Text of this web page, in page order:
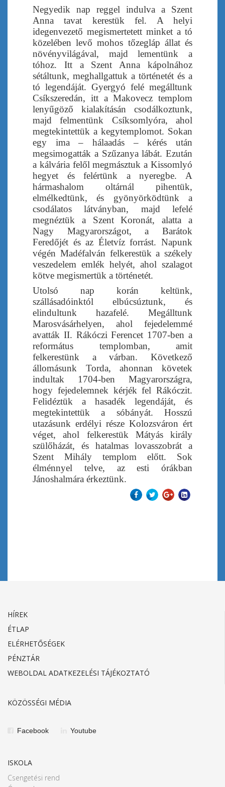
Negyedik nap reggel indulva a Szent
Anna tavat kerestük fel. A helyi
idegenvezető megismertetett minket a tó
közelében levő mohos tőzegláp állat és
növényvilágával, majd lementünk a
tóhoz. Itt a Szent Anna kápolnához
sétáltunk, meghallgattuk a történetét és a
tó legendáját. Gyergyó felé megálltunk
Csíkszeredán, itt a Makovecz templom
lenyűgöző kialakításán csodálkoztunk,
majd felmentünk Csíksomlyóra, ahol
megtekintettük a kegytemplomot. Sokan
egy ima – hálaadás – kérés után
megsimogatták a Szűzanya lábát. Ezután
a kálvária felől megmásztuk a Kissomlyó
hegyet és felértünk a nyeregbe. A
hármashalom oltárnál pihentük,
elmélkedtünk, és gyönyörködtünk a
csodálatos látványban, majd lefelé
megnéztük a Szent Koronát, alatta a
Nagy Magyarországot, a Barátok
Feredőjét és az Életvíz forrást. Napunk
végén Madéfalván felkerestük a székely
veszedelem emlék helyét, ahol szalagot
kötve megismertük a történetét.
Utolsó nap korán keltünk,
szállásadóinktól elbúcsúztunk, és
elindultunk hazafelé. Megálltunk
Marosvásárhelyen, ahol fejedelemmé
avatták II. Rákóczi Ferencet 1707-ben a
református templomban, amit
felkerestünk a várban. Következő
állomásunk Torda, ahonnan követek
indultak 1704-ben Magyarországra,
hogy fejedelemnek kérjék fel Rákóczit.
Felidéztük a hasadék legendáját, és
megtekintettük a sóbányát. Hosszú
utazásunk erdélyi része Kolozsváron ért
véget, ahol felkerestük Mátyás király
szülőházát, és hatalmas lovasszobrát a
Szent Mihály templom előtt. Sok
élménnyel telve, az esti órákban
Jánoshalmára érkeztünk.
HÍREK
ÉTLAP
ELÉRHETŐSÉGEK
PÉNZTÁR
WEBOLDAL ADATKEZELÉSI TÁJÉKOZTATÓ
KÖZÖSSÉGI MÉDIA
Facebook Youtube
ISKOLA
Csengetési rend